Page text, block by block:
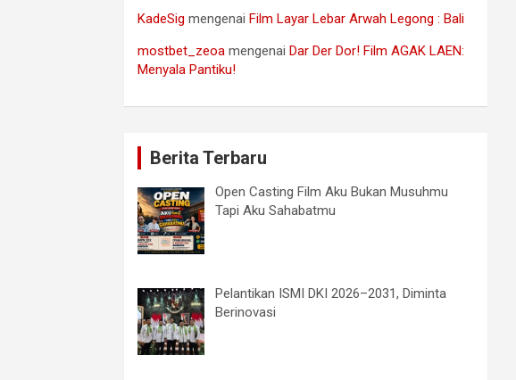
KadeSig mengenai Film Layar Lebar Arwah Legong : Bali
mostbet_zeoa mengenai Dar Der Dor! Film AGAK LAEN:
Menyala Pantiku!
Berita Terbaru
Open Casting Film Aku Bukan Musuhmu
Tapi Aku Sahabatmu
Pelantikan ISMI DKI 2026–2031, Diminta
Berinovasi